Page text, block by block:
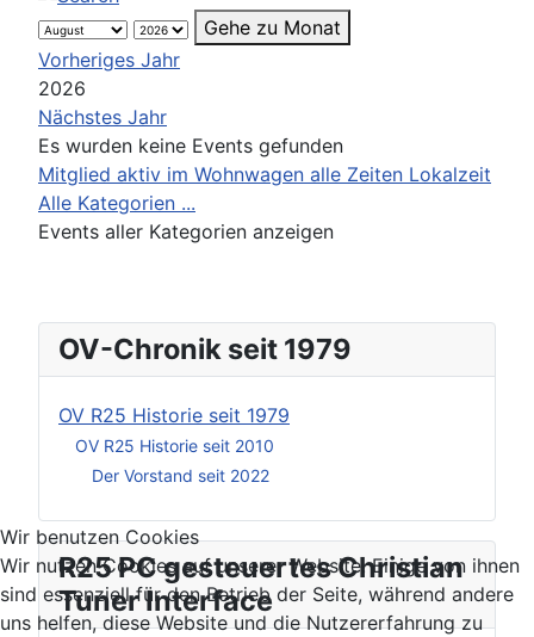
OV-Chronik seit 1979
OV R25 Historie seit 1979
OV R25 Historie seit 2010
Der Vorstand seit 2022
R25 PC gesteuertes Christian
Tuner Interface
Gehe zu Monat
Vorheriges Jahr
2026
Nächstes Jahr
Es wurden keine Events gefunden
Limite der Paginierungsliste
Mitglied aktiv im Wohnwagen alle Zeiten Lokalzeit
Alle Kategorien ...
Events aller Kategorien anzeigen
Wir benutzen Cookies
Wir nutzen Cookies auf unserer Website. Einige von ihnen
sind essenziell für den Betrieb der Seite, während andere
uns helfen, diese Website und die Nutzererfahrung zu